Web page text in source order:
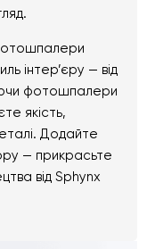
інтер’єру — від
фотошпалери
якість,
Додайте
— прикрасьте
від Sphynx